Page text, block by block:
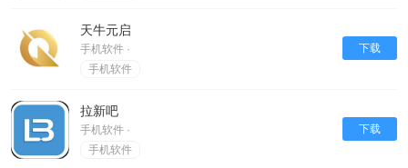
天牛元启
手机软件 ·
手机软件
下载
拉新吧
手机软件 ·
手机软件
下载